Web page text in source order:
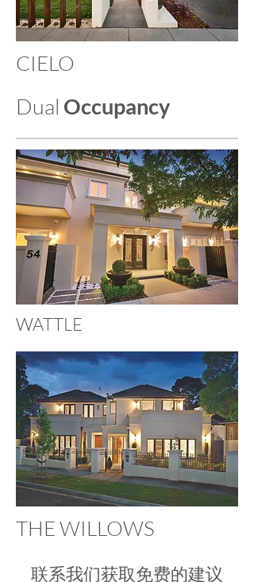
CIELO
Dual Occupancy
WATTLE
THE WILLOWS
联系我们获取免费的建议